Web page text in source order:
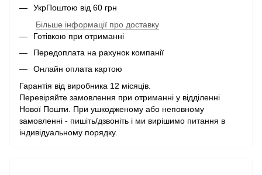
УкрПоштою від 60 грн
Більше інформації про доставку
Готівкою при отриманні
Передоплата на рахунок компанії
Онлайн оплата картою
Гарантія від виробника 12 місяців.
Перевіряйте замовлення при отриманні у відділенні
Нової Пошти. При ушкодженому або неповному
замовленні - пишіть/дзвоніть і ми вирішимо питання в
індивідуальному порядку.